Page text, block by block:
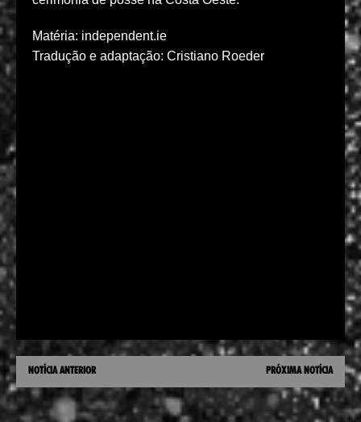
Matéria: independent.ie
Tradução e adaptação: Cristiano Roeder
NOTÍCIA ANTERIOR PRÓXIMA NOTÍCIA